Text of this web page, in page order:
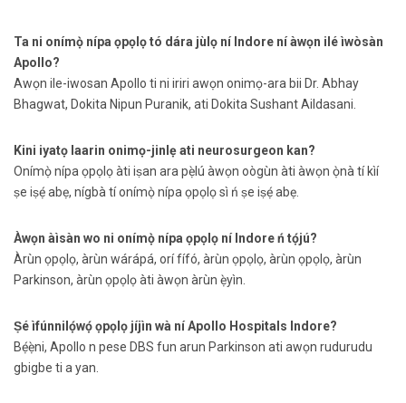
Ta ni onímọ̀ nípa ọpọlọ tó dára jùlọ ní Indore ní àwọn ilé ìwòsàn
Apollo?
Awọn ile-iwosan Apollo ti ni iriri awọn onimọ-ara bii Dr. Abhay
Bhagwat, Dokita Nipun Puranik, ati Dokita Sushant Aildasani.
Kini iyatọ laarin onimọ-jinlẹ ati neurosurgeon kan?
Onímọ̀ nípa ọpọlọ àti iṣan ara pẹ̀lú àwọn oògùn àti àwọn ọ̀nà tí kìí
ṣe iṣẹ́ abẹ, nígbà tí onímọ̀ nípa ọpọlọ sì ń ṣe iṣẹ́ abẹ.
Àwọn àìsàn wo ni onímọ̀ nípa ọpọlọ ní Indore ń tọ́jú?
Àrùn ọpọlọ, àrùn wárápá, orí fífó, àrùn ọpọlọ, àrùn ọpọlọ, àrùn
Parkinson, àrùn ọpọlọ àti àwọn àrùn ẹ̀yìn.
Ṣé ìfúnnilọ́wọ́ ọpọlọ jíjìn wà ní Apollo Hospitals Indore?
Bẹ́ẹ̀ni, Apollo n pese DBS fun arun Parkinson ati awọn rudurudu
gbigbe ti a yan.